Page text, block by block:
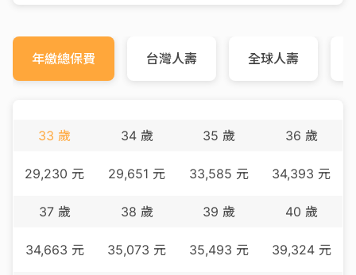
年繳總保費 台灣人壽 全球人壽
33 歲
29,230 元
34歲
29,651 元
35 歲
33,585 元
36 歲
34,393 元
37歲
34,663 元
38 歲
35,073 元
39 歲
35,493 元
40 歲
39,324元